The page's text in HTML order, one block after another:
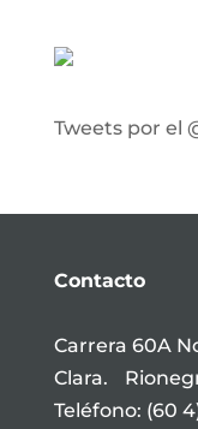
Tweets por el
Contacto
Carrera 60A
Clara.
Teléfono: (60